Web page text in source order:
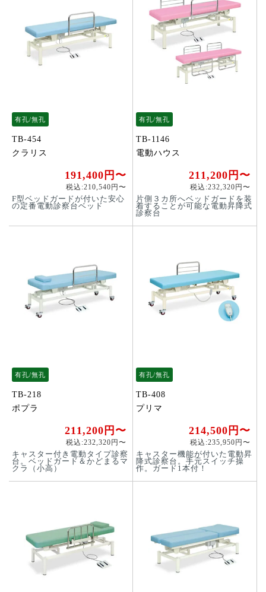
有孔/無孔
TB-454
クラリス
191,400円〜
税込:210,540円〜
F型ベッドガードが付いた安心
の定番電動診察台ベッド
有孔/無孔
TB-1146
電動ハウス
211,200円〜
税込:232,320円〜
片側３カ所へベッドガードを装
着することが可能な電動昇降式
診察台
有孔/無孔
TB-218
ポプラ
211,200円〜
税込:232,320円〜
キャスター付き電動タイプ診察
台。ベッドガード＆かどまるマ
クラ（小高）
有孔/無孔
TB-408
プリマ
214,500円〜
税込:235,950円〜
キャスター機能が付いた電動昇
降式診察台。手元スイッチ操
作。ガード1本付！